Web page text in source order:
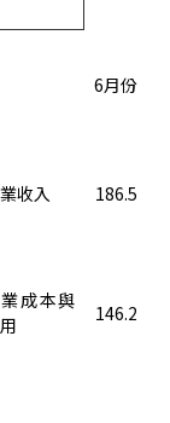
6月份
收入 186.5
成本與
146.2